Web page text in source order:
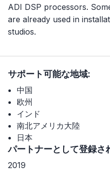
ADI DSP processors.
are already used in
studios.
サポート可能な地域:
中国
欧州
インド
南北アメリカ大陸
日本
パートナーとして登録さ
2019